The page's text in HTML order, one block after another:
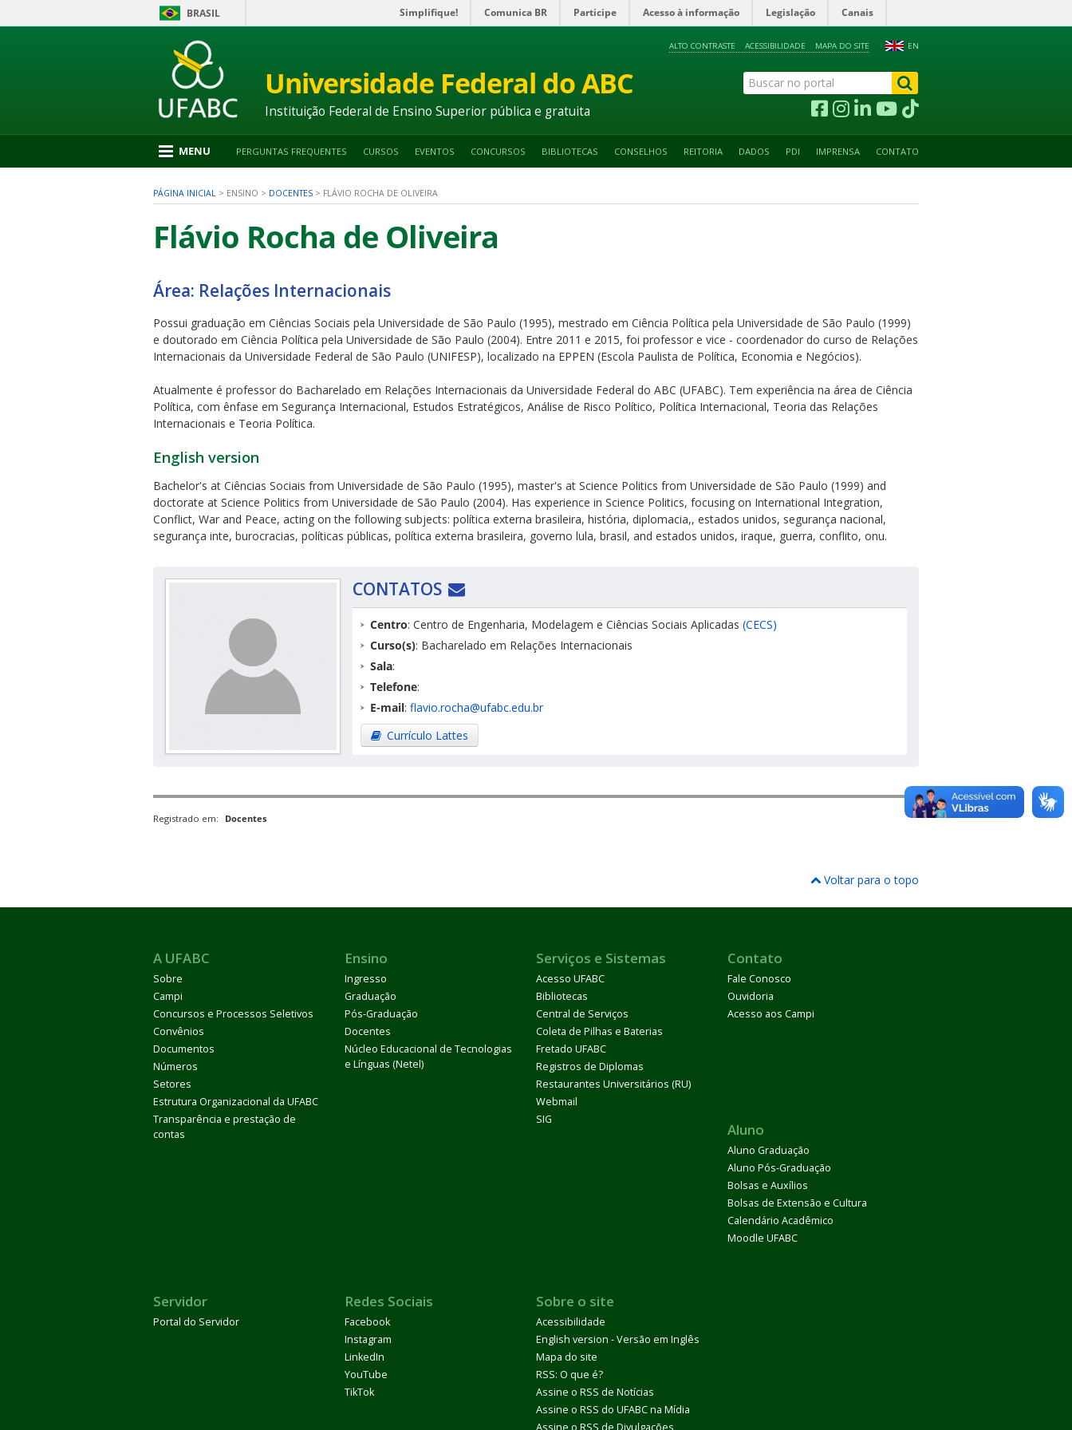
BRASIL Simplifique! Comunica BR Participe Acesso à informação Legislação Canais
para
2
Ir
4
EN
ALTO CONTRASTE ACESSIBILIDADE MAPA DO SITE
Universidade Federal do ABC
Instituição Federal de Ensino Superior pública e gratuita
MENU PERGUNTAS FREQUENTES CURSOS EVENTOS CONCURSOS BIBLIOTECAS CONSELHOS REITORIA DADOS PDI IMPRENSA CONTATO
PÁGINA INICIAL > ENSINO > DOCENTES > FLÁVIO ROCHA DE OLIVEIRA
Flávio Rocha de Oliveira
Área: Relações Internacionais
Possui graduação em Ciências Sociais pela Universidade de São Paulo (1995), mestrado em Ciência Política pela Universidade de São Paulo (1999)
e doutorado em Ciência Política pela Universidade de São Paulo (2004). Entre 2011 e 2015, foi professor e vice - coordenador do curso de Relações
Internacionais da Universidade Federal de São Paulo (UNIFESP), localizado na EPPEN (Escola Paulista de Política, Economia e Negócios).
Atualmente é professor do Bacharelado em Relações Internacionais da Universidade Federal do ABC (UFABC). Tem experiência na área de Ciência
Política, com ênfase em Segurança Internacional, Estudos Estratégicos, Análise de Risco Político, Política Internacional, Teoria das Relações
Internacionais e Teoria Política.
English version
Bachelor's at Ciências Sociais from Universidade de São Paulo (1995), master's at Science Politics from Universidade de São Paulo (1999) and
doctorate at Science Politics from Universidade de São Paulo (2004). Has experience in Science Politics, focusing on International Integration,
Conflict, War and Peace, acting on the following subjects: política externa brasileira, história, diplomacia,, estados unidos, segurança nacional,
segurança inte, burocracias, políticas públicas, política externa brasileira, governo lula, brasil, and estados unidos, iraque, guerra, conflito, onu.
CONTATOS
Centro: Centro de Engenharia, Modelagem e Ciências Sociais Aplicadas (CECS)
Curso(s): Bacharelado em Relações Internacionais
Sala:
Telefone:
E-mail: flavio.rocha@ufabc.edu.br
Currículo Lattes
Registrado em: Docentes
Voltar para o topo
A UFABC
Sobre
Campi
Concursos e Processos Seletivos
Convênios
Documentos
Números
Setores
Estrutura Organizacional da UFABC
Transparência e prestação de
contas
Ensino
Ingresso
Graduação
Pós-Graduação
Docentes
Núcleo Educacional de Tecnologias
e Línguas (Netel)
Serviços e Sistemas
Acesso UFABC
Bibliotecas
Central de Serviços
Coleta de Pilhas e Baterias
Fretado UFABC
Registros de Diplomas
Restaurantes Universitários (RU)
Webmail
SIG
Contato
Fale Conosco
Ouvidoria
Acesso aos Campi
Aluno
Aluno Graduação
Aluno Pós-Graduação
Bolsas e Auxílios
Bolsas de Extensão e Cultura
Calendário Acadêmico
Moodle UFABC
Servidor
Portal do Servidor
Redes Sociais
Facebook
Instagram
LinkedIn
YouTube
TikTok
Sobre o site
Acessibilidade
English version - Versão em Inglês
Mapa do site
RSS: O que é?
Assine o RSS de Notícias
Assine o RSS do UFABC na Mídia
Assine o RSS de Divulgações